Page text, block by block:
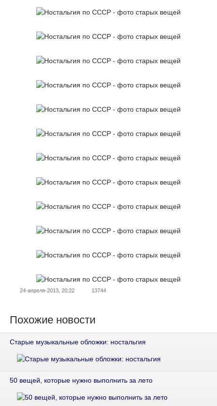
24-апреля-2013, 20:22 13744
Похожие новости
Старые музыкальные обложки: ностальгия
50 вещей, которые нужно выполнить за лето